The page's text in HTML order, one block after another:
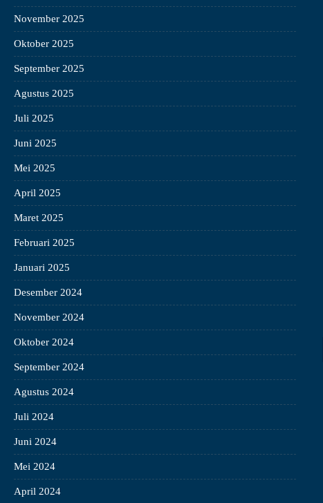
November 2025
Oktober 2025
September 2025
Agustus 2025
Juli 2025
Juni 2025
Mei 2025
April 2025
Maret 2025
Februari 2025
Januari 2025
Desember 2024
November 2024
Oktober 2024
September 2024
Agustus 2024
Juli 2024
Juni 2024
Mei 2024
April 2024